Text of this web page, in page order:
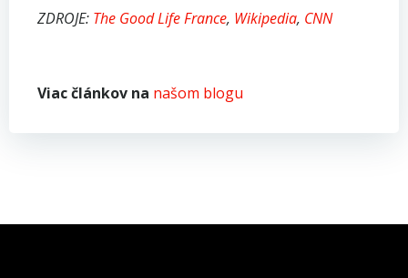
ZDROJE: The Good Life France, Wikipedia, CNN
Viac článkov na našom blogu